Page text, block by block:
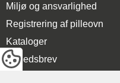
Miljø og ansvarlighed
Registrering af pilleovn
Kataloger
Nyhedsbrev